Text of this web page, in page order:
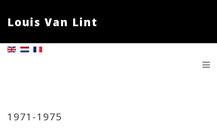
Louis Van Lint
1971-1975